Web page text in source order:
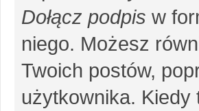
Dołącz podpis w
niego. Możesz
Twoich postów,
użytkownika. Kiedy